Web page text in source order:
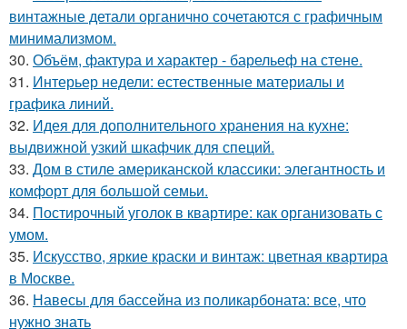
винтажные детали органично сочетаются с графичным
минимализмом.
30. Объём, фактура и характер - барельеф на стене.
31. Интерьер недели: естественные материалы и
графика линий.
32. Идея для дополнительного хранения на кухне:
выдвижной узкий шкафчик для специй.
33. Дом в стиле американской классики: элегантность и
комфорт для большой семьи.
34. Постирочный уголок в квартире: как организовать с
умом.
35. Искусство, яркие краски и винтаж: цветная квартира
в Москве.
36. Навесы для бассейна из поликарбоната: все, что
нужно знать